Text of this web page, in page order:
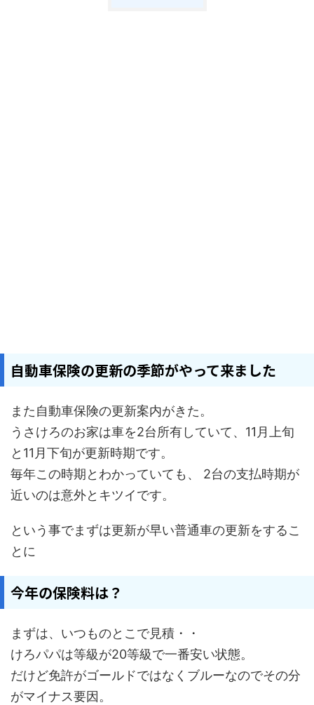
自動車保険の更新の季節がやって来ました
また自動車保険の更新案内がきた。
うさけろのお家は車を2台所有していて、11月上旬
と11月下旬が更新時期です。
毎年この時期とわかっていても、 2台の支払時期が
近いのは意外とキツイです。
という事でまずは更新が早い普通車の更新をするこ
とに
今年の保険料は？
まずは、いつものとこで見積・・
けろパパは等級が20等級で一番安い状態。
だけど免許がゴールドではなくブルーなのでその分
がマイナス要因。